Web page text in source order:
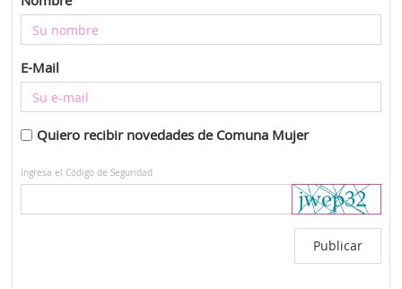
E-Mail
Quiero recibir novedades de Comuna Mujer
Ingresa el Código de Seguridad